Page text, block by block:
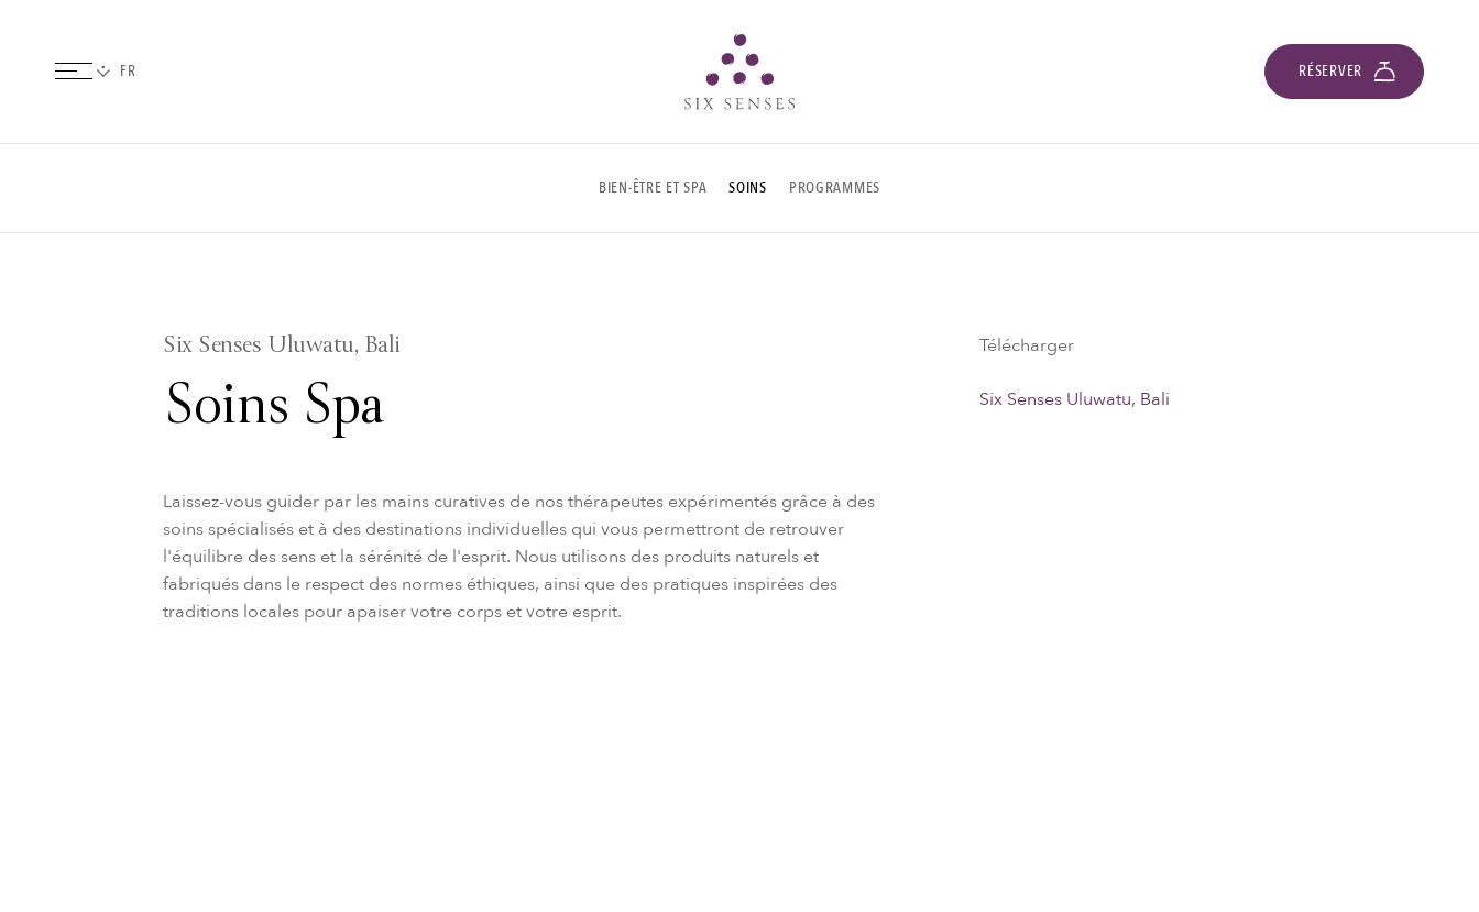
RÉSERVER
BIEN-ÊTRE ET SPA SOINS PROGRAMMES
Six Senses Uluwatu, Bali
Soins Spa
​​​​Laissez-vous guider par les mains curatives de nos thérapeutes expérimentés grâce à des
soins spécialisés et à des destinations individuelles qui vous permettront de retrouver
l'équilibre des sens et la sérénité de l'esprit. Nous utilisons des produits naturels et
fabriqués dans le respect des normes éthiques, ainsi que des pratiques inspirées des
traditions locales pour apaiser votre corps et votre esprit.
Télécharger
Six Senses Uluwatu, Bali